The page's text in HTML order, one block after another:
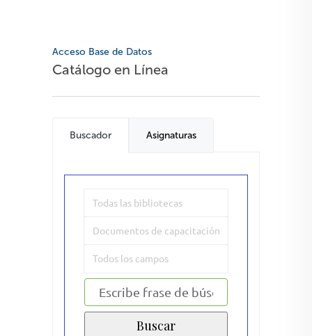
Acceso Base de Datos
Catálogo en Línea
Buscador Asignaturas